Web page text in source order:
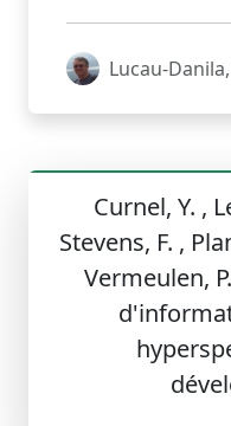
Lucau-Danila,
Curnel, Y. ,
Stevens, F. ,
Vermeulen,